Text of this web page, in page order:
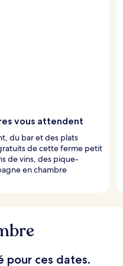
vous attendent
du bar et des plats
de cette ferme petit
de vins, des pique-
en chambre
pour ces dates.